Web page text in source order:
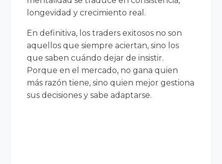
longevidad y crecimiento real.
En definitiva, los traders exitosos no son
aquellos que siempre aciertan, sino los
que saben cuándo dejar de insistir.
Porque en el mercado, no gana quien
más razón tiene, sino quien mejor gestiona
sus decisiones y sabe adaptarse.